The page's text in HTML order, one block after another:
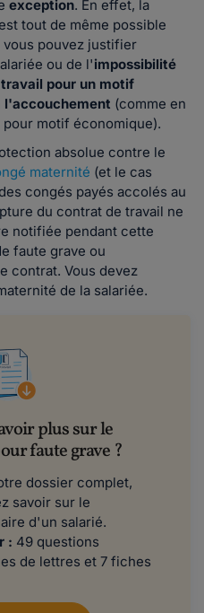
exception. En effet, la
tout de même possible
pouvez justifier
ou de l'impossibilité
pour un motif
l'accouchement (comme en
motif économique).
absolue contre le
maternité (et le cas
congés payés accolés au
du contrat de travail ne
notifiée pendant cette
faute grave ou
contrat. Vous devez
de la salariée.
plus sur le
faute grave ?
dossier complet,
savoir sur le
d'un salarié.
: 49 questions
de lettres et 7 fiches